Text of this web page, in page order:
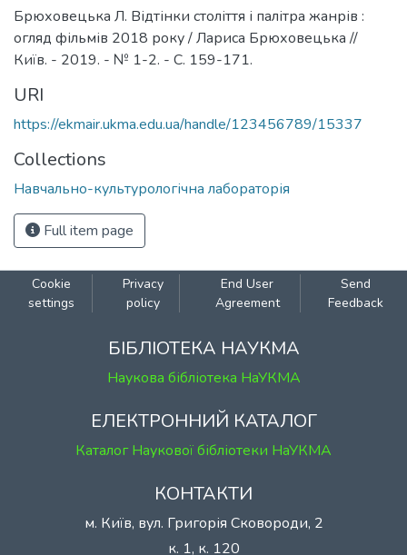
Брюховецька Л. Відтінки століття і палітра жанрів :
огляд фільмів 2018 року / Лариса Брюховецька //
Київ. - 2019. - № 1-2. - С. 159-171.
URI
https://ekmair.ukma.edu.ua/handle/123456789/15337
Collections
Навчально-культурологічна лабораторія
Full item page
Cookie
settings
Privacy
policy
End User
Agreement
Send
Feedback
БІБЛІОТЕКА НАУКМА
Наукова бібліотека НаУКМА
ЕЛЕКТРОННИЙ КАТАЛОГ
Каталог Наукової бібліотеки НаУКМА
КОНТАКТИ
м. Київ, вул. Григорія Сковороди, 2
к. 1, к. 120